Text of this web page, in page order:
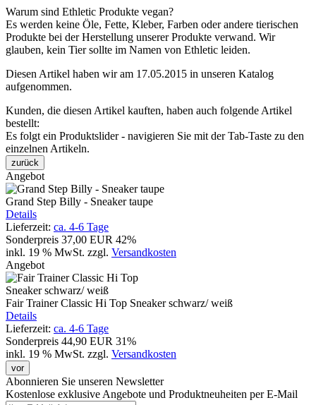
Warum sind Ethletic Produkte vegan?
Es werden keine Öle, Fette, Kleber, Farben oder andere tierischen
Produkte bei der Herstellung unserer Produkte verwand. Wir
glauben, kein Tier sollte im Namen von Ethletic leiden.
Diesen Artikel haben wir am 17.05.2015 in unseren Katalog
aufgenommen.
Kunden, die diesen Artikel kauften, haben auch folgende Artikel
bestellt:
Es folgt ein Produktslider - navigieren Sie mit der Tab-Taste zu den
einzelnen Artikeln.
zurück
Angebot
Grand Step Billy - Sneaker taupe
Details
Lieferzeit: ca. 4-6 Tage
Sonderpreis 37,00 EUR 42%
inkl. 19 % MwSt. zzgl. Versandkosten
Angebot
Fair Trainer Classic Hi Top Sneaker schwarz/ weiß
Details
Lieferzeit: ca. 4-6 Tage
Sonderpreis 44,90 EUR 31%
inkl. 19 % MwSt. zzgl. Versandkosten
vor
Abonnieren Sie unseren Newsletter
Kostenlose exklusive Angebote und Produktneuheiten per E-Mail